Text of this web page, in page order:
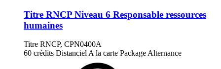
Titre RNCP Niveau 6 Responsable ressources
humaines
Titre RNCP, CPN0400A
60 crédits Distanciel A la carte Package Alternance